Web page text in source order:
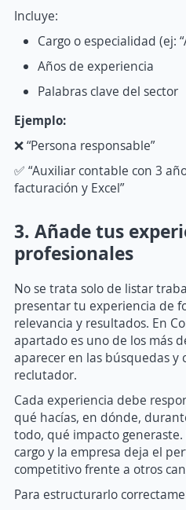
Incluye:
Cargo o especialidad (ej:
Años de experiencia
Palabras clave del sector
Ejemplo:
❌ “Persona responsable”
✅ “Auxiliar contable con 3
facturación y Excel”
3. Añade tus
profesionales
No se trata solo de listar
presentar tu experiencia de
relevancia y resultados. En
apartado es uno de los más
aparecer en las búsquedas y
reclutador.
Cada experiencia debe
qué hacías, en dónde,
todo, qué impacto
cargo y la empresa deja el
competitivo frente a otros
Para estructurarlo